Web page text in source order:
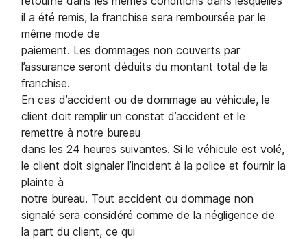
il a été remis, la franchise sera remboursée par le
même mode de
paiement. Les dommages non couverts par
l’assurance seront déduits du montant total de la
franchise.
En cas d’accident ou de dommage au véhicule, le
client doit remplir un constat d’accident et le
remettre à notre bureau
dans les 24 heures suivantes. Si le véhicule est volé,
le client doit signaler l’incident à la police et fournir la
plainte à
notre bureau. Tout accident ou dommage non
signalé sera considéré comme de la négligence de
la part du client, ce qui